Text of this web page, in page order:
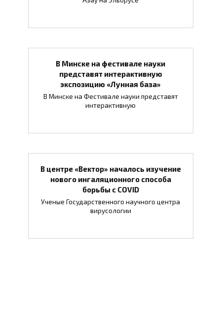
В Минске на фестивале науки
представят интерактивную
экспозицию «Лунная база»
В Минске на Фестивале науки представят
интерактивную
В центре «Вектор» началось изучение
нового ингаляционного способа
борьбы с COVID
Ученые Государственного научного центра
вирусологии